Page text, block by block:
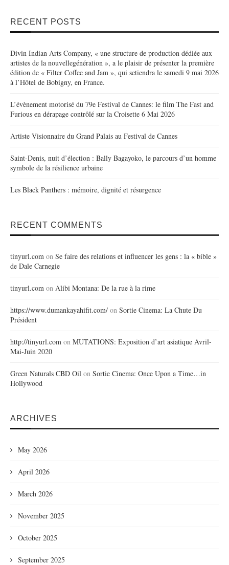
RECENT POSTS
Divin Indian Arts Company, « une structure de production dédiée aux
artistes de la nouvellegénération », a le plaisir de présenter la première
édition de « Filter Coffee and Jam », qui setiendra le samedi 9 mai 2026
à l’Hôtel de Bobigny, en France.
L’évènement motorisé du 79e Festival de Cannes: le film The Fast and
Furious en dérapage contrôlé sur la Croisette 6 Mai 2026
Artiste Visionnaire du Grand Palais au Festival de Cannes
Saint-Denis, nuit d’élection : Bally Bagayoko, le parcours d’un homme
symbole de la résilience urbaine
Les Black Panthers : mémoire, dignité et résurgence
RECENT COMMENTS
tinyurl.com on Se faire des relations et influencer les gens : la « bible »
de Dale Carnegie
tinyurl.com on Alibi Montana: De la rue à la rime
https://www.dumankayahifit.com/ on Sortie Cinema: La Chute Du
Président
http://tinyurl.com on MUTATIONS: Exposition d’art asiatique Avril-
Mai-Juin 2020
Green Naturals CBD Oil on Sortie Cinema: Once Upon a Time…in
Hollywood
ARCHIVES
May 2026
April 2026
March 2026
November 2025
October 2025
September 2025